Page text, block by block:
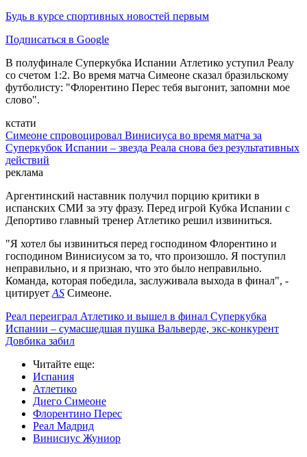
Будь в курсе спортивных новостей первым
Подписаться в Google
В полуфинале Суперкубка Испании Атлетико уступил Реалу
со счетом 1:2. Во время матча Симеоне сказал бразильскому
футболисту: "Флорентино Перес тебя выгонит, запомни мое
слово".
кстати
Симеоне спровоцировал Винисиуса во время матча за
Суперкубок Испании – звезда Реала снова без результативных
действий
реклама
Аргентинский наставник получил порцию критики в
испанских СМИ за эту фразу. Перед игрой Кубка Испании с
Депортиво главный тренер Атлетико решил извиниться.
"Я хотел бы извиниться перед господином Флорентино и
господином Винисиусом за то, что произошло. Я поступил
неправильно, и я признаю, что это было неправильно.
Команда, которая победила, заслуживала выхода в финал", -
цитирует AS Симеоне.
Реал переиграл Атлетико и вышел в финал Суперкубка
Испании – сумасшедшая пушка Вальверде, экс-конкурент
Довбика забил
Читайте еще:
Испания
Атлетико
Диего Симеоне
Флорентино Перес
Реал Мадрид
Винисиус Жуниор